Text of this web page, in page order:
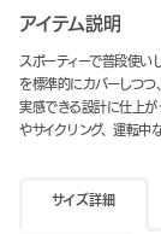
アイテム説明
スポーティーで普段使い
を標準的にカバーしつ
実感できる設計に仕上が
やサイクリング、運転中
サイズ詳細